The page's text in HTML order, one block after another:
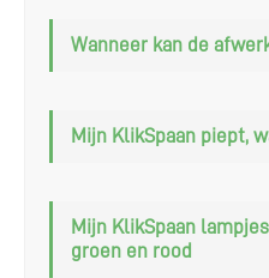
Wanneer kan de
Mijn KlikSpaan piept,
Mijn KlikSpaan
groen en rood